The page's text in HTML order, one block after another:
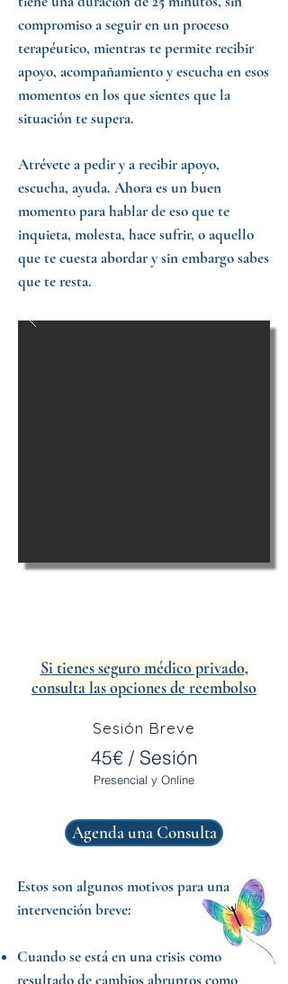
compromiso a seguir en un proceso
terapéutico, mientras te permite recibir
apoyo, acompañamiento y escucha en esos
momentos en los que sientes que la
situación te supera.
Atrévete a pedir y a recibir apoyo,
escucha, ayuda. Ahora es un buen
momentopara hablar de eso que te
inquieta, molesta, hace sufrir, o aquello
que te cuesta abordar y sin embargo sabes
que te resta.
Si tienes seguro médico privado,
consulta las opciones de reembolso
Sesión Breve
45€ / Sesión
Presencial y Online
Agenda una Consulta
Estos son algunos motivos para una
intervención breve:
Cuando se está en unacrisiscomo
resultado de cambios abruptos como